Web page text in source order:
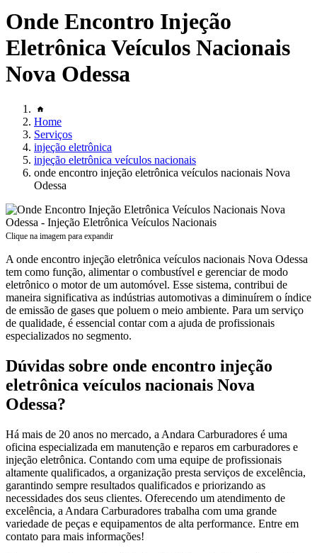
Onde Encontro Injeção
Eletrônica Veículos Nacionais
Nova Odessa
Home
Serviços
injeção eletrônica
injeção eletrônica veículos nacionais
onde encontro injeção eletrônica veículos nacionais Nova
Odessa
Clique na imagem para expandir
A onde encontro injeção eletrônica veículos nacionais Nova Odessa
tem como função, alimentar o combustível e gerenciar de modo
eletrônico o motor de um automóvel. Esse sistema, contribui de
maneira significativa as indústrias automotivas a diminuírem o índice
de emissão de gases que poluem o meio ambiente. Para um serviço
de qualidade, é essencial contar com a ajuda de profissionais
especializados no segmento.
Dúvidas sobre onde encontro injeção
eletrônica veículos nacionais Nova
Odessa?
Há mais de 20 anos no mercado, a Andara Carburadores é uma
oficina especializada em manutenção e reparos em carburadores e
injeção eletrônica. Contando com uma equipe de profissionais
altamente qualificados, a organização presta serviços de excelência,
garantindo sempre resultados qualificados e priorizando as
necessidades dos seus clientes. Oferecendo um atendimento de
excelência, a Andara Carburadores trabalha com uma grande
variedade de peças e equipamentos de alta performance. Entre em
contato para mais informações!